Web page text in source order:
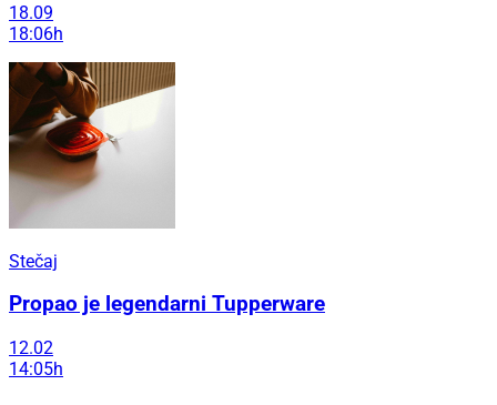
18.09
18:06h
Stečaj
Propao je legendarni Tupperware
12.02
14:05h